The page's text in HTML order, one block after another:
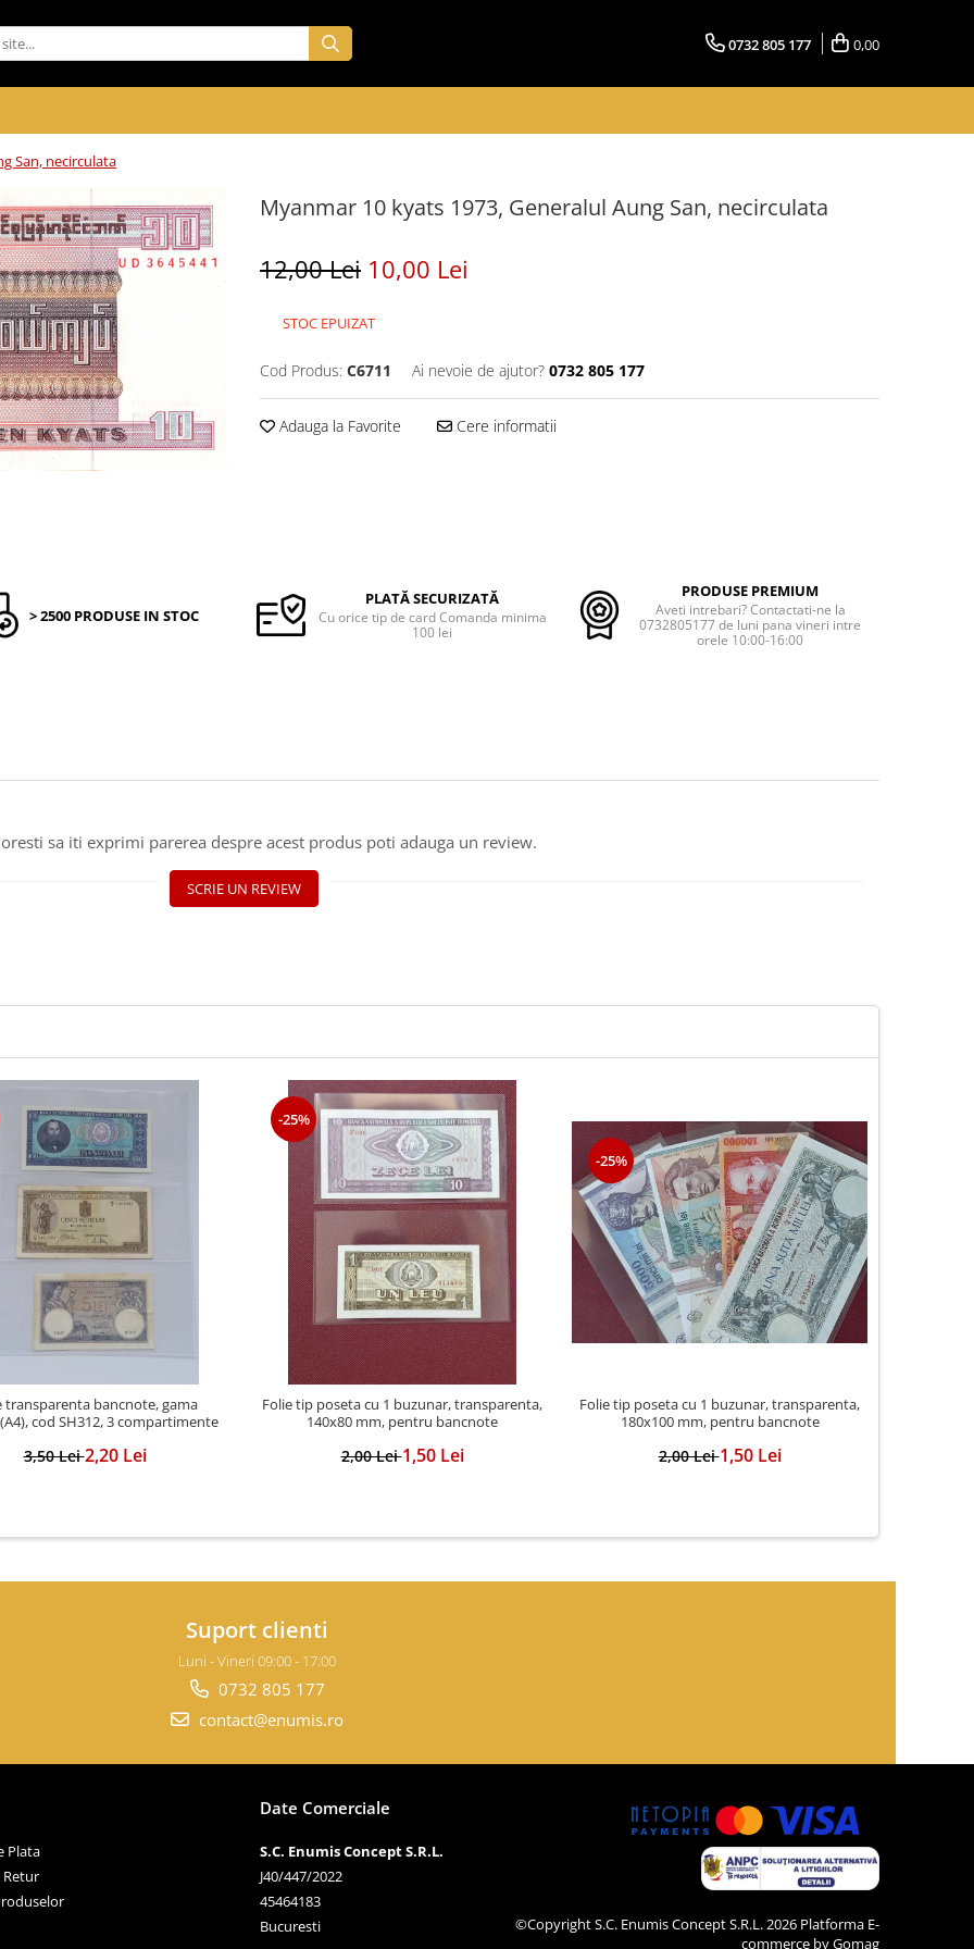
0732 805 177 0,00
San, necirculata
Myanmar 10 kyats 1973, Generalul Aung San, necirculata
12,00 Lei 10,00 Lei
STOC EPUIZAT
Cod Produs: C6711 Ai nevoie de ajutor? 0732 805 177
Adauga la Favorite Cere informatii
> 2500 PRODUSE IN STOC
PLATĂ SECURIZATĂ
Cu orice tip de card Comanda minima
100 lei
PRODUSE PREMIUM
Aveti intrebari? Contactati-ne la
0732805177 de luni pana vineri intre
orele 10:00-16:00
sa iti exprimi parerea despre acest produs poti adauga un review.
SCRIE UN REVIEW
transparenta bancnote, gama
cod SH312, 3 compartimente
3,50 Lei2,20 Lei
-25%
Folie tip poseta cu 1 buzunar, transparenta,
140x80 mm, pentru bancnote
2,00 Lei1,50 Lei
-25%
Folie tip poseta cu 1 buzunar, transparenta,
180x100 mm, pentru bancnote
2,00 Lei1,50 Lei
Suport clienti
Luni - Vineri 09:00 - 17:00
0732 805 177
contact@enumis.ro
Plata
Retur
Date Comerciale
S.C. Enumis Concept S.R.L.
J40/447/2022
45464183
Bucuresti
©Copyright S.C. Enumis Concept S.R.L. 2026 Platforma E-
commerce by Gomag